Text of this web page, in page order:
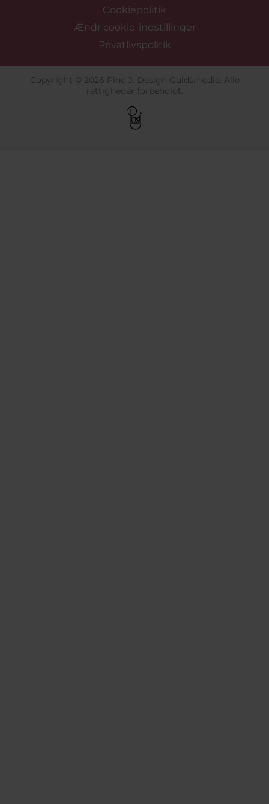
Cookiepolitik
Ændr cookie-indstillinger
Privatlivspolitik
Copyright © 2026 Pind J. Design Guldsmedie. Alle
rettigheder forbeholdt.